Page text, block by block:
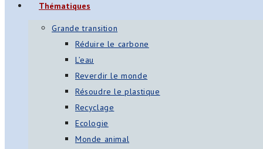
Thématiques
Grande transition
Réduire le carbone
L’eau
Reverdir le monde
Résoudre le plastique
Recyclage
Ecologie
Monde animal